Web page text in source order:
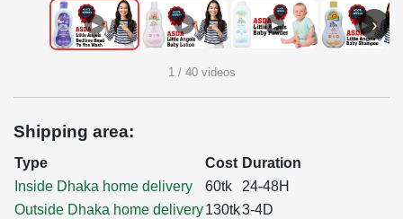
▶ ▶ ▶ ▶ ›
1 / 40 videos
Shipping area:
Type Cost Duration
Inside Dhaka home delivery
60tk
24-48H
Outside Dhaka home delivery130tk3-4D